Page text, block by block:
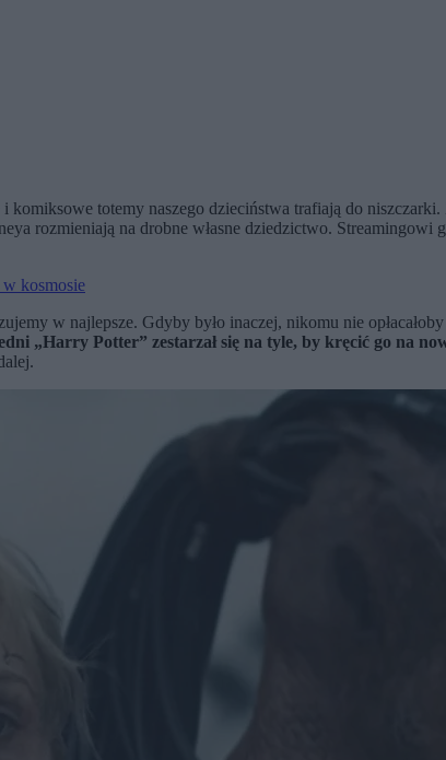
totemy naszego dzieciństwa trafiają do
rozmieniają na drobne własne dziedzictwo.
kosmosie
w najlepsze. Gdyby było inaczej, nikomu nie
„Harry Potter” zestarzał się na tyle, by kręcić go na